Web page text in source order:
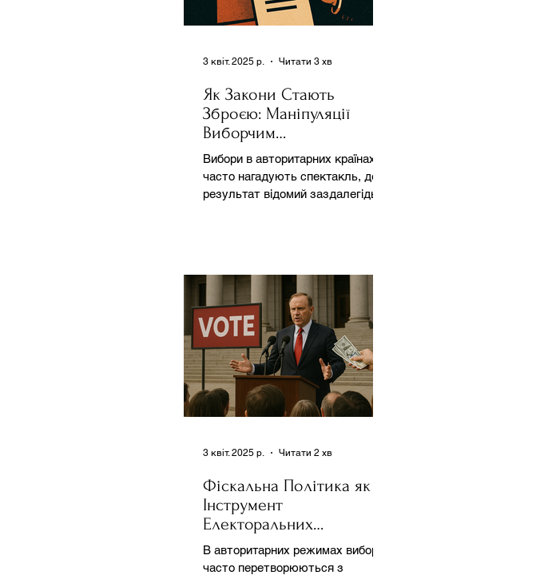
Як Закони Стають
Зброєю: Маніпуляції
Виборчим
Законодавством в
Автократіях
Вибори в авторитарних країнах
часто нагадують спектакль, де
результат відомий заздалегідь.
3 квіт. 2025 р. Читати 3 хв
Фіскальна Політика як
Інструмент
Електоральних
Маніпуляцій в
Автократіях
В авторитарних режимах вибори
часто перетворюються з
3 квіт. 2025 р. Читати 2 хв